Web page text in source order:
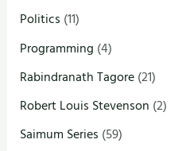
Politics (11)
Programming (4)
Rabindranath Tagore(21)
Robert Louis Stevenson (2)
Saimum Series (59)